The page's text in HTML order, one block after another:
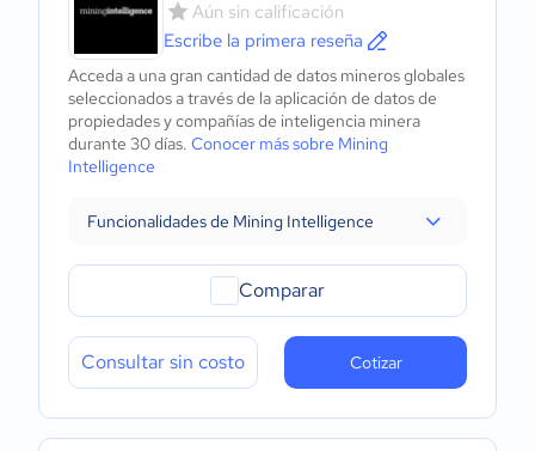
Aún sin calificación
Escribe la primera reseña
Acceda a una gran cantidad de datos mineros globales
seleccionados a través de la aplicación de datos de
propiedades y compañías de inteligencia minera
durante 30 días. Conocer más sobre Mining
Intelligence
Funcionalidades de Mining Intelligence
Comparar
Consultar sin costo Cotizar